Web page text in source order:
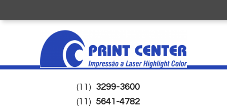
(11) 3299-3600
(11) 5641-4782